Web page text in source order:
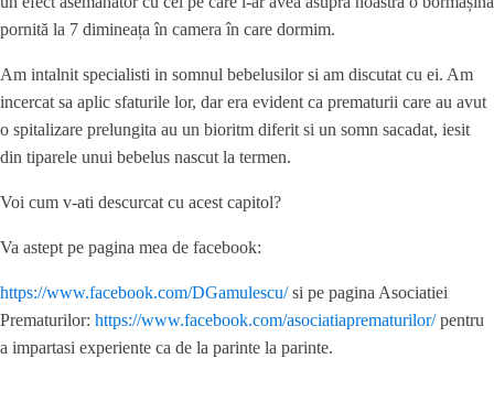
pornită la 7 dimineața în camera în care dormim.
Am intalnit specialisti in somnul bebelusilor si am discutat cu ei. Am
incercat sa aplic sfaturile lor, dar era evident ca prematurii care au avut
o spitalizare prelungita au un bioritm diferit si un somn sacadat, iesit
din tiparele unui bebelus nascut la termen.
Voi cum v-ati descurcat cu acest capitol?
Va astept pe pagina mea de facebook:
https://www.facebook.com/DGamulescu/si pe pagina Asociatiei
Prematurilor: https://www.facebook.com/asociatiaprematurilor/pentru
a impartasi experiente ca de la parinte la parinte.